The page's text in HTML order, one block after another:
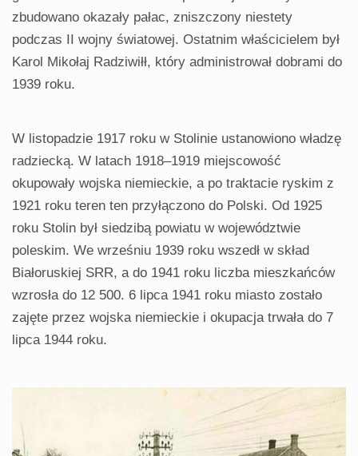
zbudowano okazały pałac, zniszczony niestety
podczas II wojny światowej. Ostatnim właścicielem był
Karol Mikołaj Radziwiłł, który administrował dobrami do
1939 roku.
W listopadzie 1917 roku w Stolinie ustanowiono władzę
radziecką. W latach 1918–1919 miejscowość
okupowały wojska niemieckie, a po traktacie ryskim z
1921 roku teren ten przyłączono do Polski. Od 1925
roku Stolin był siedzibą powiatu w województwie
poleskim. We wrześniu 1939 roku wszedł w skład
Białoruskiej SRR, a do 1941 roku liczba mieszkańców
wzrosła do 12 500. 6 lipca 1941 roku miasto zostało
zajęte przez wojska niemieckie i okupacja trwała do 7
lipca 1944 roku.